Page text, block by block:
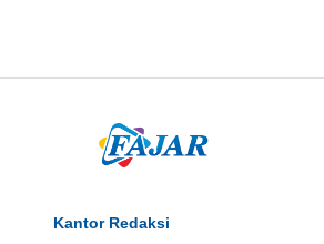
Kantor Redaksi